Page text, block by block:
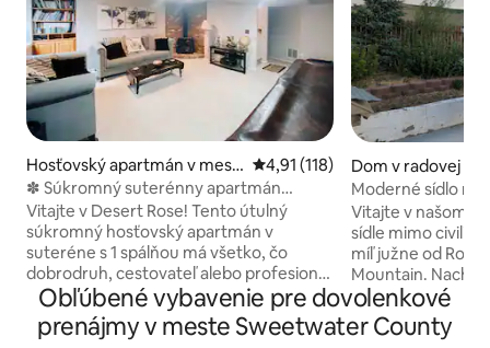
Hosťovský apartmán v mest
e Rock Springs
Priemerné ohodnotenie 4,91 z
4,91 (118)
✽ Súkromný suterénny apartmán
Desert Rose 1Br/BA/bar
Vitajte v Desert Rose! Tento útulný
súkromný hosťovský apartmán v
suteréne s 1 spálňou má všetko, čo
dobrodruh, cestovateľ alebo profesionál
potrebuje, vrátane Wi-Fi, súkromnej
kúpeľne 3/4 s priestranným sprchovacím
kútom, luxusnej posteľnej bielizne,
Dom v radovej
este Rock Springs
Moderné sídlo na
rozvodnej siete
Vitajte v našom
sídle mimo
míľ južne od Rock Springs na Aspen
Mountain. Nachádzame sa pri diaľnici
430, po dobre
dlhej 3 míle. Užite
civilizácie bez
Obľúbené vybavenie pre dovolenkové
prenájmy v meste Sweetwater County